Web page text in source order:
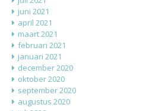
juni 2021
april 2021
maart 2021
februari 2021
januari 2021
december 2020
oktober 2020
september 2020
augustus 2020